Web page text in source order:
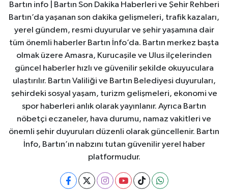
Bartın info | Bartın Son Dakika Haberleri ve Şehir Rehberi
Bartın’da yaşanan son dakika gelişmeleri, trafik kazaları,
yerel gündem, resmi duyurular ve şehir yaşamına dair
tüm önemli haberler Bartın İnfo’da. Bartın merkez başta
olmak üzere Amasra, Kurucaşile ve Ulus ilçelerinden
güncel haberler hızlı ve güvenilir şekilde okuyuculara
ulaştırılır. Bartın Valiliği ve Bartın Belediyesi duyuruları,
şehirdeki sosyal yaşam, turizm gelişmeleri, ekonomi ve
spor haberleri anlık olarak yayınlanır. Ayrıca Bartın
nöbetçi eczaneler, hava durumu, namaz vakitleri ve
önemli şehir duyuruları düzenli olarak güncellenir. Bartın
İnfo, Bartın’ın nabzını tutan güvenilir yerel haber
platformudur.